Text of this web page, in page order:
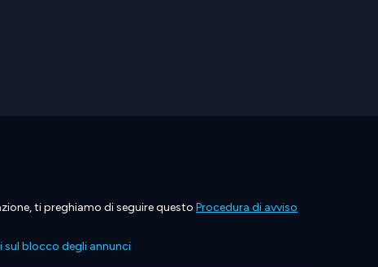
ti preghiamo di seguire questo Procedura di avviso
sul blocco degli annunci